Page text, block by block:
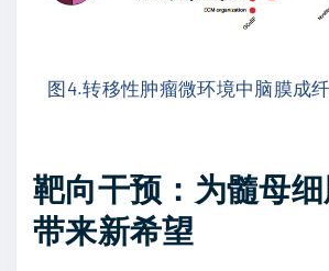
图4.转移性肿瘤微环境中脑膜成
靶向干预：为髓母
带来新希望